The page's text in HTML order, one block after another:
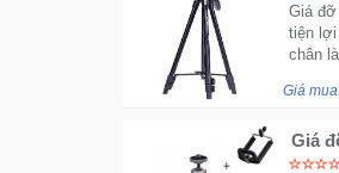
Giá đỡ
tiện
chân
Giá
Giá